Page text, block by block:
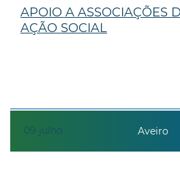
09 julho
APOIO A ASSOCIAÇÕES
AÇÃO SOCIAL
Aveiro